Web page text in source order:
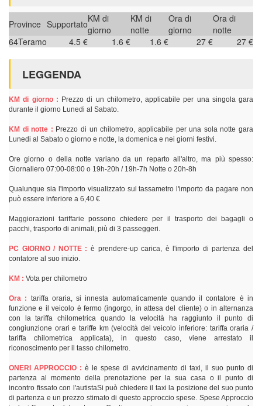
Province SupportatoKM di
giorno
KM di
notte
Ora di
giorno
Ora di
notte
64Teramo 4.5 € 1.6 € 1.6 € 27 € 27 €
LEGGENDA
KM di giorno : Prezzo di un chilometro, applicabile per una singola gara
durante il giorno Lunedi al Sabato.
KM di notte : Prezzo di un chilometro, applicabile per una sola notte gara
Lunedi al Sabato o giorno e notte, la domenica e nei giorni festivi.
Ore giorno o della notte variano da un reparto all'altro, ma più spesso:
Giornaliero 07:00-08:00 o 19h-20h / 19h-7h Notte o 20h-8h
Qualunque sia l'importo visualizzato sul tassametro l'importo da pagare non
può essere inferiore a 6,40 €
Maggiorazioni tariffarie possono chiedere per il trasporto dei bagagli o
pacchi, trasporto di animali, più di 3 passeggeri.
PC GIORNO / NOTTE : è prendere-up carica, è l'importo di partenza del
contatore al suo inizio.
KM : Vota per chilometro
Ora : tariffa oraria, si innesta automaticamente quando il contatore è in
funzione e il veicolo è fermo (ingorgo, in attesa del cliente) o in alternanza
con la tariffa chilometrica quando la velocità ha raggiunto il punto di
congiunzione orari e tariffe km (velocità del veicolo inferiore: tariffa oraria /
tariffa chilometrica applicata), in questo caso, viene arrestato il
riconoscimento per il tasso chilometro.
ONERI APPROCCIO : è le spese di avvicinamento di taxi, il suo punto di
partenza al momento della prenotazione per la sua casa o il punto di
incontro fissato con l'autistaSi può chiedere il taxi la posizione del suo punto
di partenza e un prezzo stimato di questo approccio spese. Spese Approccio